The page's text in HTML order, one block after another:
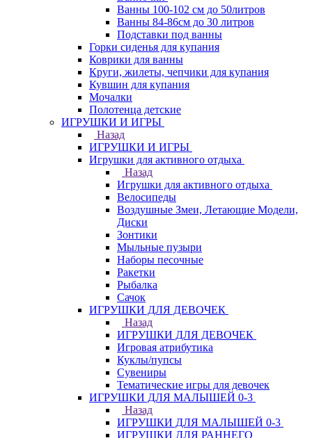
Ванны 100-102 см до 50литров
Ванны 84-86см до 30 литров
Подставки под ванны
Горки сиденья для купания
Коврики для ванны
Круги, жилеты, чепчики для купания
Кувшин для купания
Мочалки
Полотенца детские
ИГРУШКИ И ИГРЫ
Назад
ИГРУШКИ И ИГРЫ
Игрушки для активного отдыха
Назад
Игрушки для активного отдыха
Велосипеды
Воздушные Змеи, Летающие Модели,
Диски
Зонтики
Мыльные пузыри
Наборы песочные
Ракетки
Рыбалка
Сачок
ИГРУШКИ ДЛЯ ДЕВОЧЕК
Назад
ИГРУШКИ ДЛЯ ДЕВОЧЕК
Игровая атрибутика
Куклы/пупсы
Сувениры
Тематические игры для девочек
ИГРУШКИ ДЛЯ МАЛЫШЕЙ 0-3
Назад
ИГРУШКИ ДЛЯ МАЛЫШЕЙ 0-3
ИГРУШКИ ДЛЯ РАННЕГО